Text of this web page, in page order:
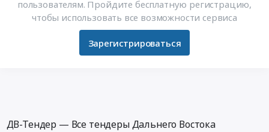
пользователям. Пройдите бесплатную регистрацию,
чтобы использовать все возможности сервиса
Зарегистрироваться
ДВ-Тендер — Все тендеры Дальнего Востока